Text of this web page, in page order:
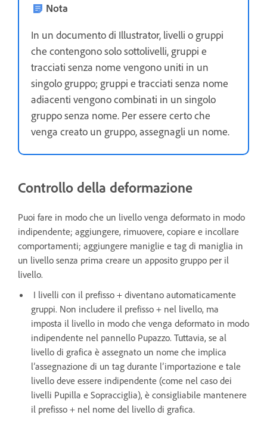
Nota
In un documento di Illustrator, livelli o gruppi
che contengono solo sottolivelli, gruppi e
tracciati senza nome vengono uniti in un
singolo gruppo; gruppi e tracciati senza nome
adiacenti vengono combinati in un singolo
gruppo senza nome. Per essere certo che
venga creato un gruppo, assegnagli un nome.
Controllo della deformazione
Puoi fare in modo che un livello venga deformato in modo
indipendente; aggiungere, rimuovere, copiare e incollare
comportamenti; aggiungere maniglie e tag di maniglia in
un livello senza prima creare un apposito gruppo per il
livello.
I livelli con il prefisso + diventano automaticamente
gruppi. Non includere il prefisso + nel livello, ma
imposta il livello in modo che venga deformato in modo
indipendente nel pannello Pupazzo. Tuttavia, se al
livello di grafica è assegnato un nome che implica
l’assegnazione di un tag durante l’importazione e tale
livello deve essere indipendente (come nel caso dei
livelli Pupilla e Sopracciglia), è consigliabile mantenere
il prefisso + nel nome del livello di grafica.